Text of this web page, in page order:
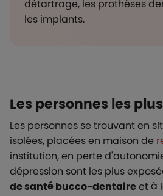
détartrage, les prothèses
les implants.
Les personnes les
Les personnes se trouvant en
isolées, placées en maison de
institution, en perte
dépression sont les plus
de santé bucco-dentaireet à